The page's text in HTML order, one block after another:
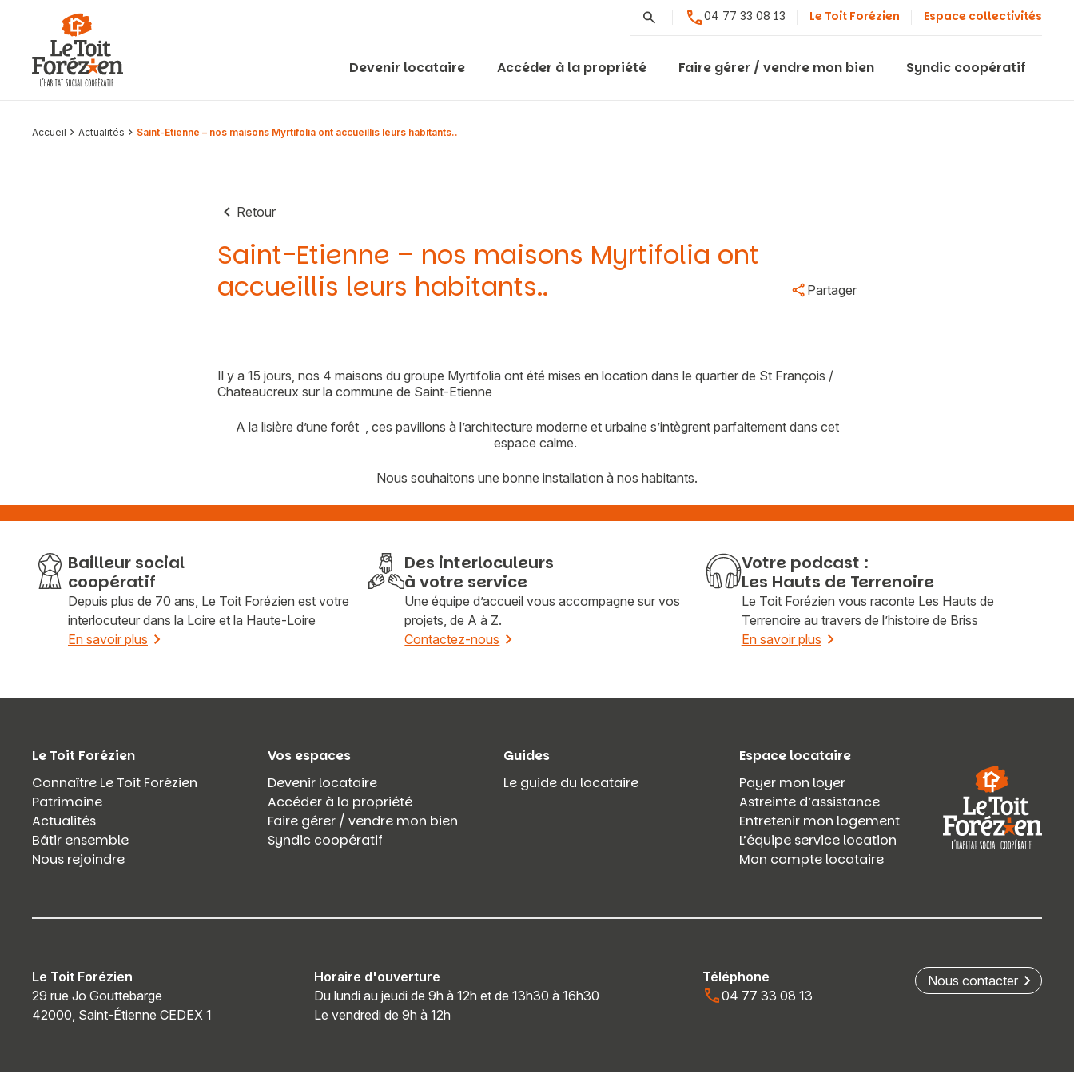
Aller au contenu Rechercher04 77 33 08 13 Le Toit Forézien Espace collectivités
Devenir locataire Accéder à la propriété Faire gérer / vendre mon bien Syndic coopératif
Vous recherchez&nbsp;:
Rechercher
Accueil Actualités Saint-Etienne – nos maisons Myrtifolia ont accueillis leurs habitants..
Retour
Saint-Etienne – nos maisons Myrtifolia ont
accueillis leurs habitants..
Partager
Il y a 15 jours, nos 4 maisons du groupe Myrtifolia ont été mises en location dans le quartier de St François /
Chateaucreux sur la commune de Saint-Etienne
A la lisière d’une forêt , ces pavillons à l’architecture moderne et urbaine s’intègrent parfaitement dans cet
espace calme.
Nous souhaitons une bonne installation à nos habitants.
Bailleur social
coopératif
Depuis plus de 70 ans, Le Toit Forézien est votre
interlocuteur dans la Loire et la Haute-Loire
En savoir plus
Des interloculeurs
à votre service
Une équipe d’accueil vous accompagne sur vos
projets, de A à Z.
Contactez-nous
Votre podcast :
Les Hauts de Terrenoire
Le Toit Forézien vous raconte Les Hauts de
Terrenoire au travers de l’histoire de Briss
En savoir plus
Le Toit Forézien
Connaître Le Toit Forézien
Patrimoine
Actualités
Bâtir ensemble
Nous rejoindre
Vos espaces
Devenir locataire
Accéder à la propriété
Faire gérer / vendre mon bien
Syndic coopératif
Guides
Le guide du locataire
Espace locataire
Payer mon loyer
Astreinte d’assistance
Entretenir mon logement
L’équipe service location
Mon compte locataire
Le Toit Forézien
29 rue Jo Gouttebarge
42000, Saint-Étienne CEDEX 1
Horaire d'ouverture
Du lundi au jeudi de 9h à 12h et de 13h30 à 16h30
Le vendredi de 9h à 12h
Téléphone
04 77 33 08 13
Nous contacter